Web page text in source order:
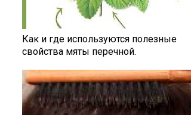
Как и где используются полезные
свойства мяты перечной.